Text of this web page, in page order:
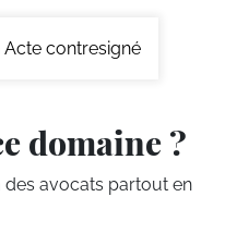
contresigné
domaine ?
des avocats partout en